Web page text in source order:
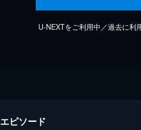
U-NEXTをご利用中／過去に利
エピソード